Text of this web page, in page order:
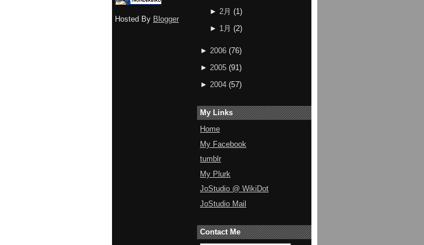
► 2月 (1 )
► 1月 (2)
► 2006 (76)
► 2005 (91 )
► 2004 (57)
My Links
Home
My Facebook
tumblr
My Plurk
JoStudio @ WikiDot
JoStudio Mail
Contact Me
Hosted By Blogger